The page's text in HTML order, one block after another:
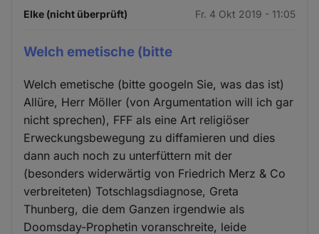
Elke (nicht überprüft) Fr. 4 Okt 2019 - 11:05
Welch emetische (bitte
Welch emetische (bitte googeln Sie, was das ist)
Allüre, Herr Möller (von Argumentation will ich gar
nicht sprechen), FFF als eine Art religiöser
Erweckungsbewegung zu diffamieren und dies
dann auch noch zu unterfüttern mit der
(besonders widerwärtig von Friedrich Merz & Co
verbreiteten) Totschlagsdiagnose, Greta
Thunberg, die dem Ganzen irgendwie als
Doomsday-Prophetin voranschreite, leide